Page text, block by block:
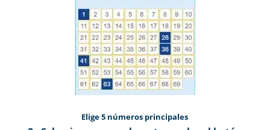
Elige 5 números principales